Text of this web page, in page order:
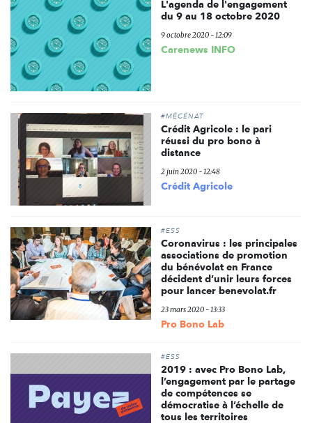
L'agenda de l'engagement
du 9 au 18 octobre 2020
9 octobre 2020 - 12:09
Carenews INFO
#MÉCÉNAT
Crédit Agricole : le pari
réussi du pro bono à
distance
2 juin 2020 - 12:48
Crédit Agricole
#ESS
Coronavirus : les principales
associations de promotion
du bénévolat en France
décident d’unir leurs forces
pour lancer benevolat.fr
23 mars 2020 - 13:33
Pro Bono Lab
#ESS
2019 : avec Pro Bono Lab,
l’engagement par le partage
de compétences se
démocratise à l’échelle de
tous les territoires